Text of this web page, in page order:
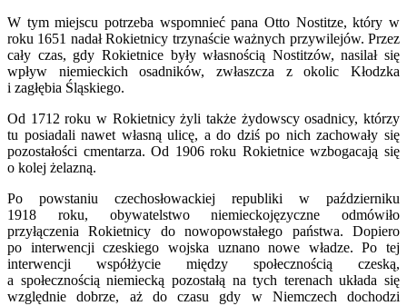
W tym miejscu potrzeba wspomnieć pana Otto Nostitze, który w
roku 1651 nadał Rokietnicy trzynaście ważnych przywilejów. Przez
cały czas, gdy Rokietnice były własnością Nostitzów, nasilał się
wpływ niemieckich osadników, zwłaszcza z okolic Kłodzka
i zagłębia Śląskiego.
Od 1712 roku w Rokietnicy żyli także żydowscy osadnicy, którzy
tu posiadali nawet własną ulicę, a do dziś po nich zachowały się
pozostałości cmentarza. Od 1906 roku Rokietnice wzbogacają się
o kolej żelazną.
Po powstaniu czechosłowackiej republiki w październiku
1918 roku, obywatelstwo niemieckojęzyczne odmówiło
przyłączenia Rokietnicy do nowopowstałego państwa. Dopiero
po interwencji czeskiego wojska uznano nowe władze. Po tej
interwencji współżycie między społecznością czeską,
a społecznością niemiecką pozostałą na tych terenach układa się
względnie dobrze, aż do czasu gdy w Niemczech dochodzi